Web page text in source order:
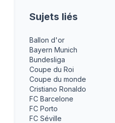
Sujets liés
Ballon d'or
Bayern Munich
Bundesliga
Coupe du Roi
Coupe du monde
Cristiano Ronaldo
FC Barcelone
FC Porto
FC Séville